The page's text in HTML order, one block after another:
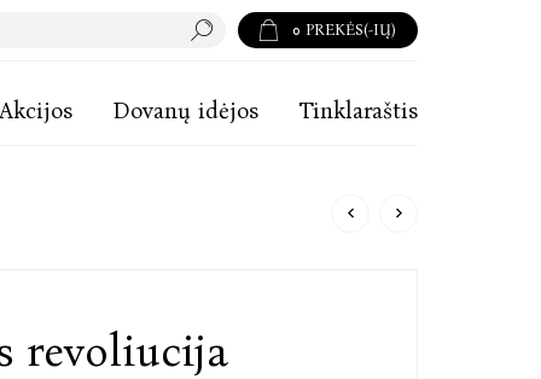
0 PREKĖS(-IŲ)
Akcijos Dovanų idėjos Tinklaraštis
revoliucija